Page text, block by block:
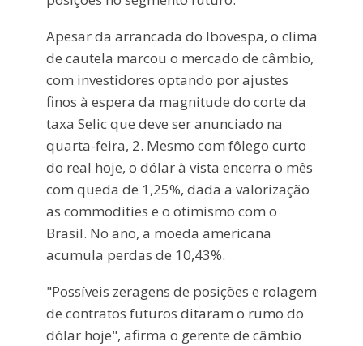
Apesar da arrancada do Ibovespa, o clima
de cautela marcou o mercado de câmbio,
com investidores optando por ajustes
finos à espera da magnitude do corte da
taxa Selic que deve ser anunciado na
quarta-feira, 2. Mesmo com fôlego curto
do real hoje, o dólar à vista encerra o mês
com queda de 1,25%, dada a valorização
as commodities e o otimismo com o
Brasil. No ano, a moeda americana
acumula perdas de 10,43%.
"Possíveis zeragens de posições e rolagem
de contratos futuros ditaram o rumo do
dólar hoje", afirma o gerente de câmbio